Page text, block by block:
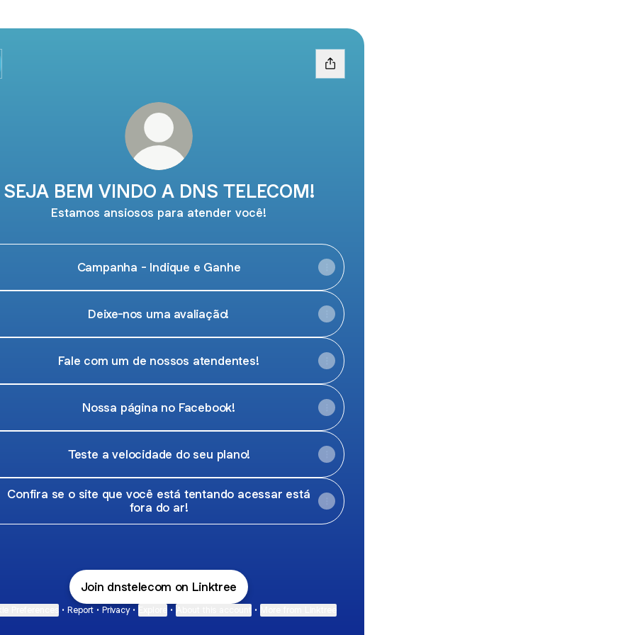
SEJA BEM VINDO A DNS TELECOM!
Estamos ansiosos para atender você!
Campanha - Indique e Ganhe
Deixe-nos uma avaliação!
Fale com um de nossos atendentes!
Nossa página no Facebook!
Teste a velocidade do seu plano!
Confira se o site que você está tentando acessar está
fora do ar!
Join dnstelecom on Linktree
• Report • Privacy • • •